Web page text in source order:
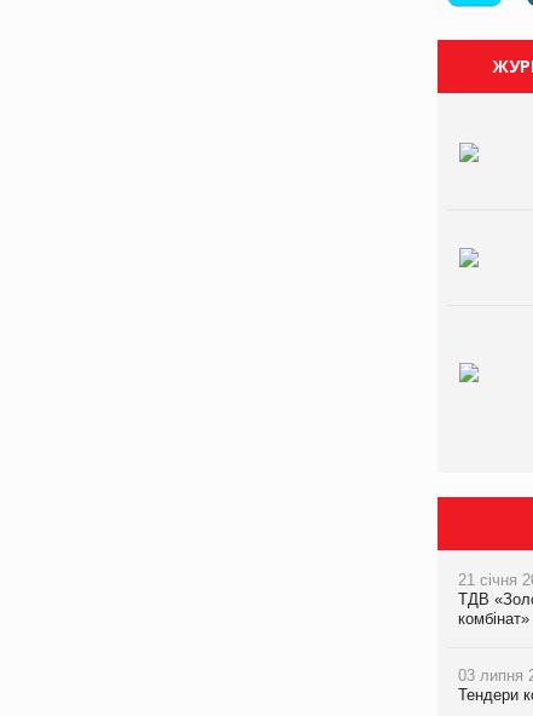
21 січня
ТДВ
комбінат»
03 липня
Тендери